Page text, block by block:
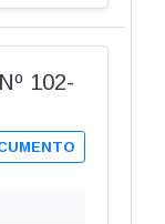
102-